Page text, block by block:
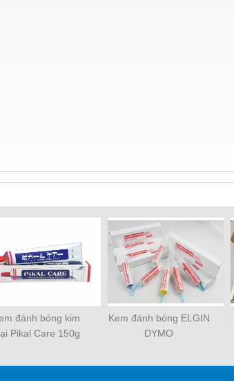
đánh bóng kim
Pikal Care 150g
Kem đánh bóng ELGIN
DYMO